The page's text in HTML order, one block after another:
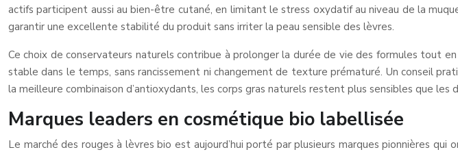
actifs participent aussi au bien-être cutané, en limitant le stress oxydatif au niveau de la
garantir une excellente stabilité du produit sans irriter la peau sensible des lèvres.
Ce choix de conservateurs naturels contribue à prolonger la durée de vie des formules tout
stable dans le temps, sans rancissement ni changement de texture prématuré. Un conseil
la meilleure combinaison d’antioxydants, les corps gras naturels restent plus sensibles que
Marques leaders en cosmétique bio labellisée
Le marché des rouges à lèvres bio est aujourd’hui porté par plusieurs marques pionnières